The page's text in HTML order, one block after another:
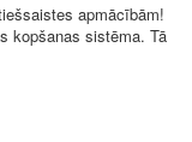
apmācībām!
kopšanas sistēma. Tā